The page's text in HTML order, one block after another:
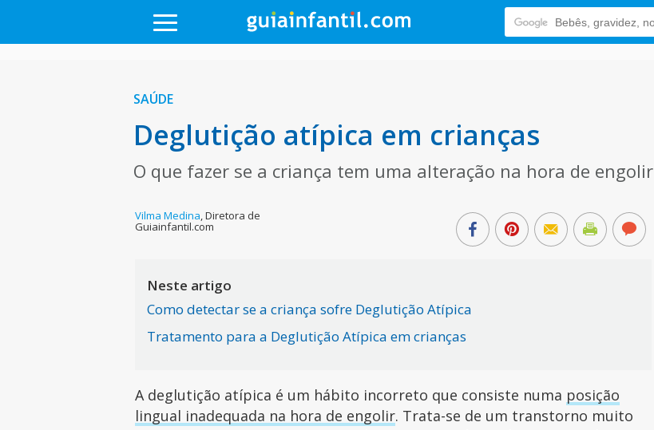
SAÚDE
Deglutição atípica em crianças
O que fazer se a criança tem uma alteração na hora de engolir
Vilma Medina,Diretora de
Guiainfantil.com
Neste artigo
Como detectar se a criança sofre Deglutição Atípica
Tratamento para a Deglutição Atípica em crianças
A deglutição atípica é um hábito incorreto que consiste numa posição
lingual inadequada na hora de engolir. Trata-se de um transtorno muito